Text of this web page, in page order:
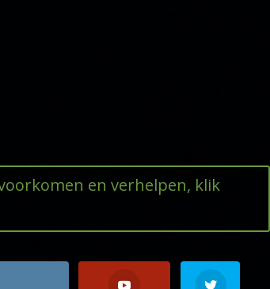
en verhelpen, klik